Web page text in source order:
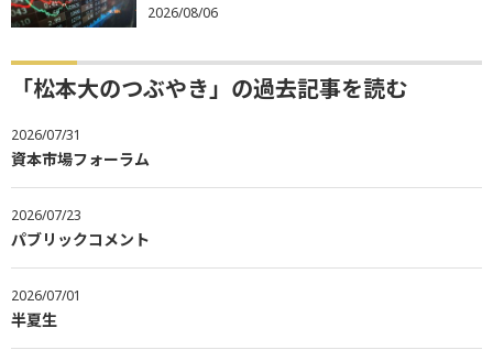
2026/08/06
「松本大のつぶやき」の過去記事を読む
2026/07/31
資本市場フォーラム
2026/07/23
パブリックコメント
2026/07/01
半夏生